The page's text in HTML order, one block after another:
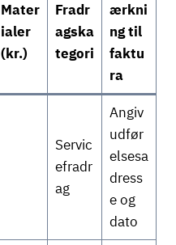
Mater
ialer
(kr.)
Fradr
agska
tegori
ærkni
ng til
faktu
ra
Servic
efradr
ag
Angiv
udfør
elsesa
dress
e og
dato